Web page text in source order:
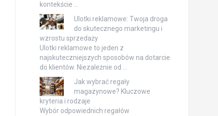
kontekście …
Ulotki reklamowe: Twoja droga
do skutecznego marketingu i
wzrostu sprzedaży
Ulotki reklamowe to jeden z
najskuteczniejszych sposobów na dotarcie
do klientów. Niezależnie od …
Jak wybrać regały
magazynowe? Kluczowe
kryteria i rodzaje
Wybór odpowiednich regałów